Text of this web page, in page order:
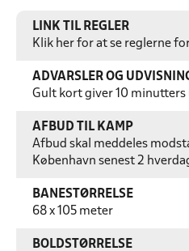
LINK TIL REGLER
Klik her for at se reglerne
ADVARSLER OG
Gult kort giver 10 minutters
AFBUD TIL KAMP
Afbud skal meddeles
København senest 2
BANESTØRRELSE
68 x 105 meter
BOLDSTØRRELSE